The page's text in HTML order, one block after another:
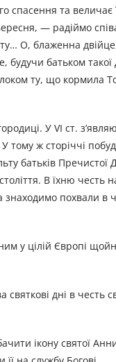
спасення та величає
— радіймо
О, блаженна
батьком такої
ту, що кормила
У VI ст.
тому ж сторіччі
батьків Пречистої
В їхню честь
похвали в
у цілій Європі
дні в честь
ікону святої